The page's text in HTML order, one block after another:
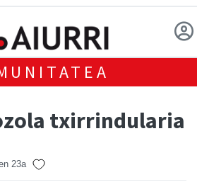
txirrindularia
23a